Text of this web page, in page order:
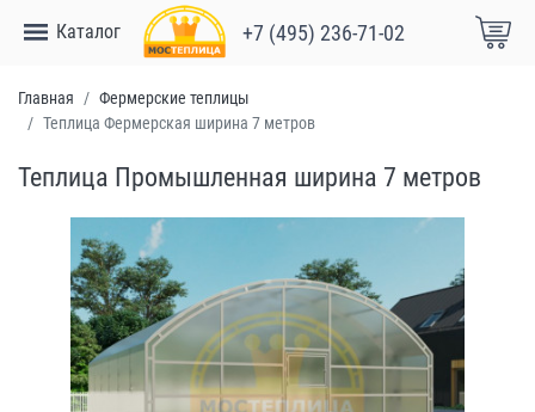
Каталог +7 (495) 236-71-02
Главная
Фермерские теплицы
Теплица Фермерская ширина 7 метров
Теплица Промышленная ширина 7 метров